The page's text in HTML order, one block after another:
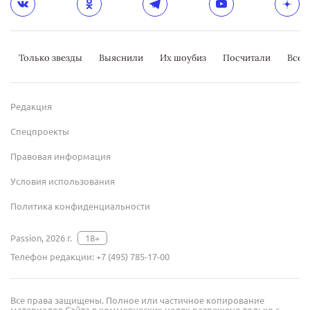
Только звезды Выяснили Их шоубиз Посчитали
Редакция
Спецпроекты
Правовая информация
Условия использования
Политика конфиденциальности
Passion, 2026 г.
18+
Телефон редакции:+7 (495) 785-17-00
Все права защищены. Полное или частичное копирование